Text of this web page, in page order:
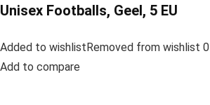
Unisex Footballs, Geel, 5 EU
Added to wishlistRemoved from wishlist 0
Add to compare